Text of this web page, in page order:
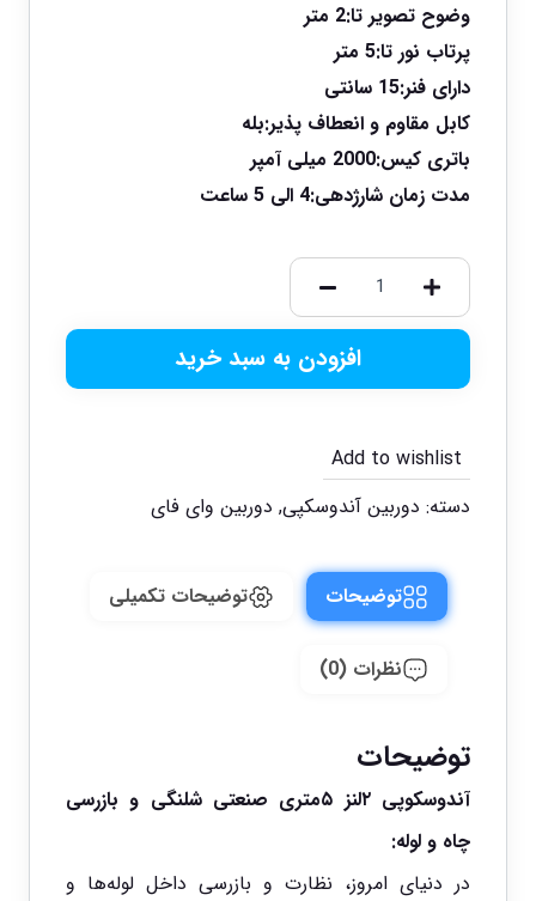
وضوح تصویر تا:2 متر
پرتاب نور تا:5 متر
دارای فنر:15 سانتی
کابل مقاوم و انعطاف پذیر:بله
باتری کیس:2000 میلی آمپر
مدت زمان شارژدهی:4 الی 5 ساعت
افزودن به سبد خرید
Add to wishlist
دسته: دوربین آندوسکپی, دوربین وای فای
توضیحات توضیحات تکمیلی
نظرات (0)
توضیحات
آندوسکوپی ۲لنز ۵متری صنعتی شلنگی و بازرسی
چاه و لوله:
در دنیای امروز، نظارت و بازرسی داخل لوله‌ها و